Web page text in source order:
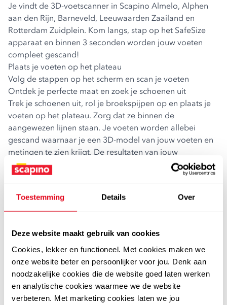
Toestemming Details Over
Deze website maakt gebruik van cookies
Cookies, lekker en functioneel. Met cookies maken we
onze website beter en persoonlijker voor jou. Denk aan
noodzakelijke cookies die de website goed laten werken
en analytische cookies waarmee we de website
verbeteren. Met marketing cookies laten we jou
Je vindt de 3D-voetscanner in Scapino Almelo, Alphen
aan den Rijn, Barneveld, Leeuwaarden Zaailand en
Rotterdam Zuidplein. Kom langs, stap op het SafeSize
apparaat en binnen 3 seconden worden jouw voeten
compleet gescand!
Plaats je voeten op het plateau
Volg de stappen op het scherm en scan je voeten
Ontdek je perfecte maat en zoek je schoenen uit
Trek je schoenen uit, rol je broekspijpen op en plaats je
voeten op het plateau. Zorg dat ze binnen de
aangewezen lijnen staan. Je voeten worden allebei
gescand waarnaar je een 3D-model van jouw voeten en
metingen te zien krijgt. De resultaten van jouw
voetprofiel worden opgeslagen en naar je e-mail adres
gestuurd. Hierin staat verschillende informatie:
Voetbreedte (smal, gemiddeld of breed)
Voetboog (plat of hoog)
Vervolgens vul je je leeftijd in, en geef je aan of je
dames-, heren-, jongens- of meisjesschoenen draagt.
Doordat er een persoonlijk voetprofiel is aangemaakt en
je de 3D-voetscan en metingen in je mailbox ontvangt,
zul je vanaf nu nooit meer de verkeerde schoenmaat
hebben.